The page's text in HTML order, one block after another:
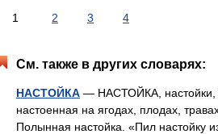
1 2 3 4
См. также в других словарях:
НАСТОЙКА — НАСТОЙКА, настойки,
настоенная на ягодах, плодах,
Полынная настойка. «Пил настойку